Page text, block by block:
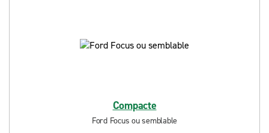
Compacte
Ford Focus ou semblable